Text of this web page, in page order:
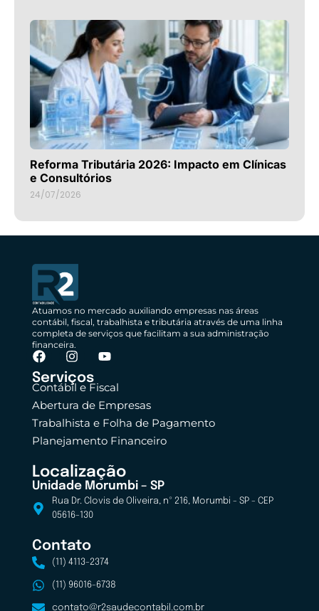
Reforma Tributária 2026: Impacto em Clínicas
e Consultórios
24/07/2026
Atuamos no mercado auxiliando empresas nas áreas
contábil, fiscal, trabalhista e tributária através de uma linha
completa de serviços que facilitam a sua administração
financeira.
Serviços
Contábil e Fiscal
Abertura de Empresas
Trabalhista e Folha de Pagamento
Planejamento Financeiro
Localização
Unidade Morumbi – SP
Rua Dr. Clovis de Oliveira, nº 216, Morumbi - SP - CEP
05616-130
Contato
(11) 4113-2374
(11) 96016-6738
contato@r2saudecontabil.com.br